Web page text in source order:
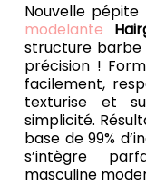
Nouvelle
modelante
structure barbe
précision !
facilement,
texturise et
simplicité.
base de 99%
s’intègre
masculine